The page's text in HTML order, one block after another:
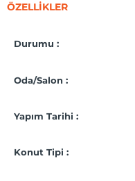
ÖZELLİKLER
Durumu :
Oda/Salon :
Yapım Tarihi :
Konut Tipi :